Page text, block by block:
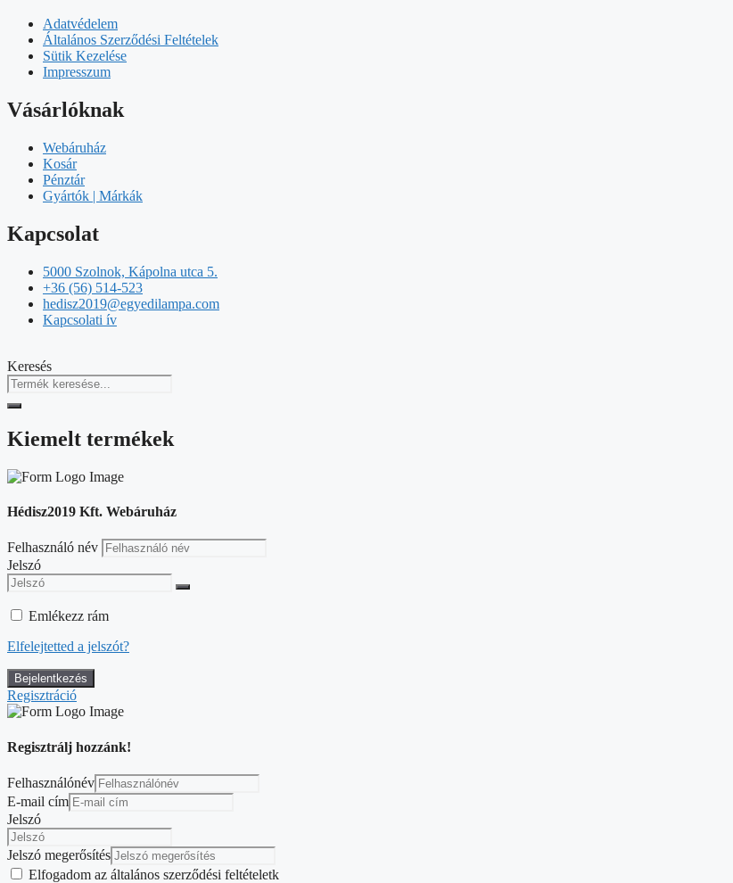
Adatvédelem
Általános Szerződési Feltételek
Sütik Kezelése
Impresszum
Vásárlóknak
Webáruház
Kosár
Pénztár
Gyártók | Márkák
Kapcsolat
5000 Szolnok, Kápolna utca 5.
+36 (56) 514-523
hedisz2019@egyedilampa.com
Kapcsolati ív
Keresés
Kiemelt termékek
Hédisz2019 Kft. Webáruház
Felhasználó név
Jelszó
Emlékezz rám
Elfelejtetted a jelszót?
Regisztráció
Regisztrálj hozzánk!
Felhasználónév
E-mail cím
Jelszó
Jelszó megerősítés
Elfogadom az általános szerződési feltételetk